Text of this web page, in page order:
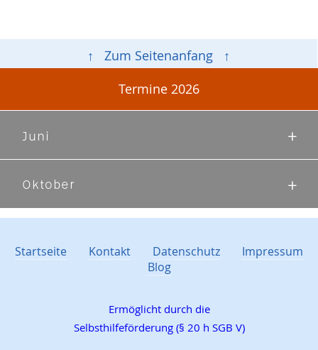
↑ Zum Seitenanfang ↑
Termine 2026
Juni
Oktober
Startseite Kontakt Datenschutz
Impressum
Blog
Ermöglicht durch die
Selbsthilfeförderung (§ 20 h SGB V)